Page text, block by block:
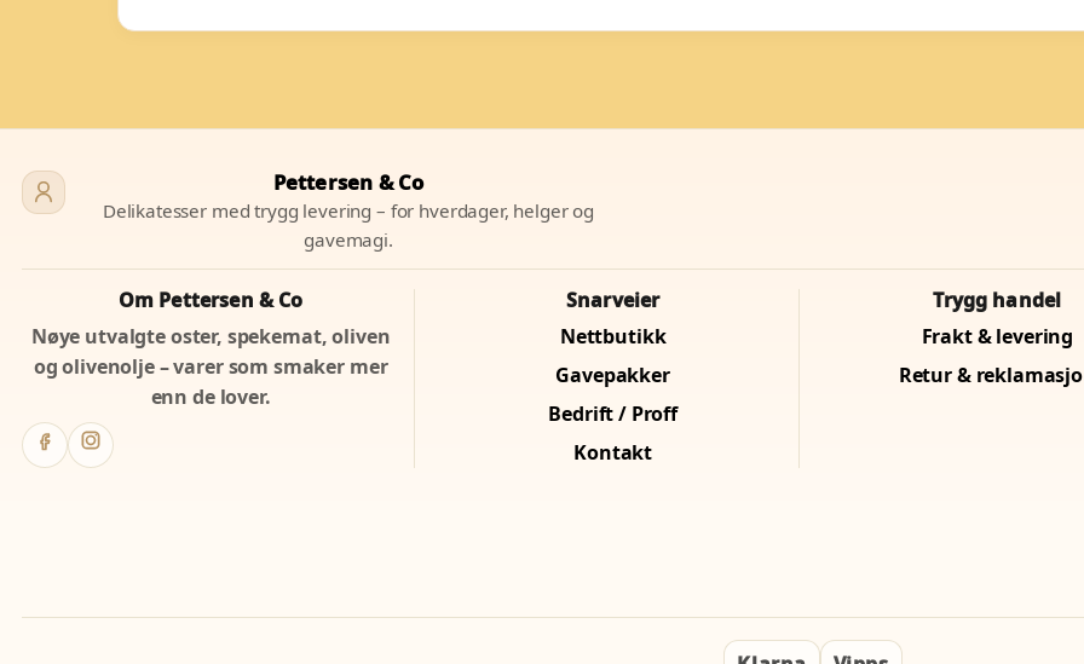
Pettersen & Co
Delikatesser med trygg levering – for hverdager, helger og
gavemagi.
Om Pettersen & Co
Nøye utvalgte oster, spekemat, oliven
og olivenolje – varer som smaker mer
enn de lover.
Snarveier
Nettbutikk
Gavepakker
Bedrift / Proff
Kontakt
Trygg handel
Frakt & levering
Retur &